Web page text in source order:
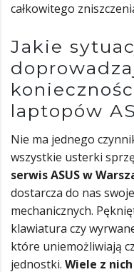
całkowitego
Jakie
laptopów
Nie ma jednego
wszystkie usterki
serwis ASUS w
dostarcza do nas
mechanicznych.
klawiatura czy
które uniemożliwiają
jednostki. Wiele z